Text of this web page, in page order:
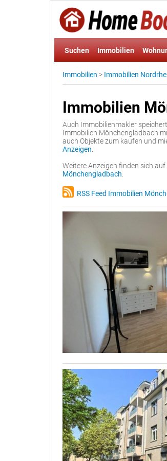
Suchen Immobilien
Immobilien > Immobilien
Immobilien
Auch Immobilienmakler
Immobilien Mönchengladbach
auch Objekte zum kaufen und
Anzeigen
Weitere Anzeigen finden sich auf
Mönchengladbach
RSS Feed Immobilien